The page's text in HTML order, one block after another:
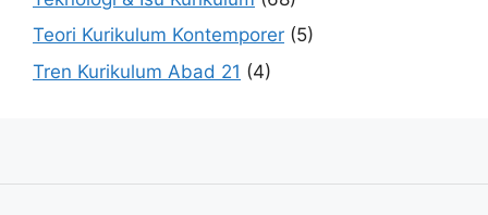
Teori Kurikulum Kontemporer (5)
Tren Kurikulum Abad 21 (4)